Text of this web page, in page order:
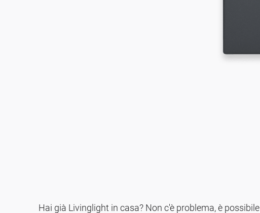
Hai già Livinglight in casa? Non c'è problema, è possibile